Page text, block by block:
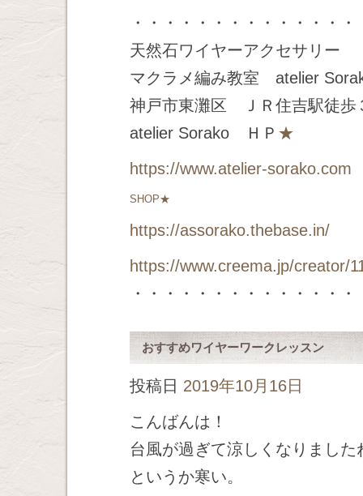
・・・・・・・・・・・・・・
天然石ワイヤーアクセサリー
マクラメ編み教室 atelier
神戸市東灘区 ＪＲ住吉駅徒歩
atelier Sorako ＨＰ ★
https://www.atelier-sorako.com
SHOP★
https://assorako.thebase.in/
https://www.creema.jp/creator/
・・・・・・・・・・・・・・
おすすめワイヤーワークレッスン
投稿日 2019年10月16日
こんばんは！
台風が過ぎて涼しくなりました
というか寒い。